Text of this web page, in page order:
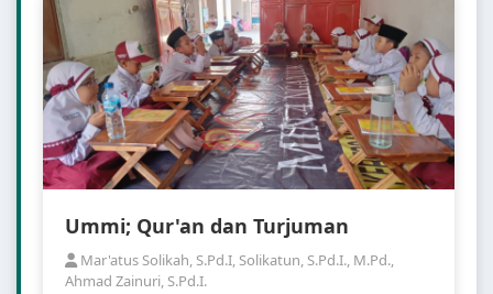
Ummi; Qur'an dan Turjuman
Mar'atus Solikah, S.Pd.I, Solikatun, S.Pd.I., M.Pd.,
Ahmad Zainuri, S.Pd.I.